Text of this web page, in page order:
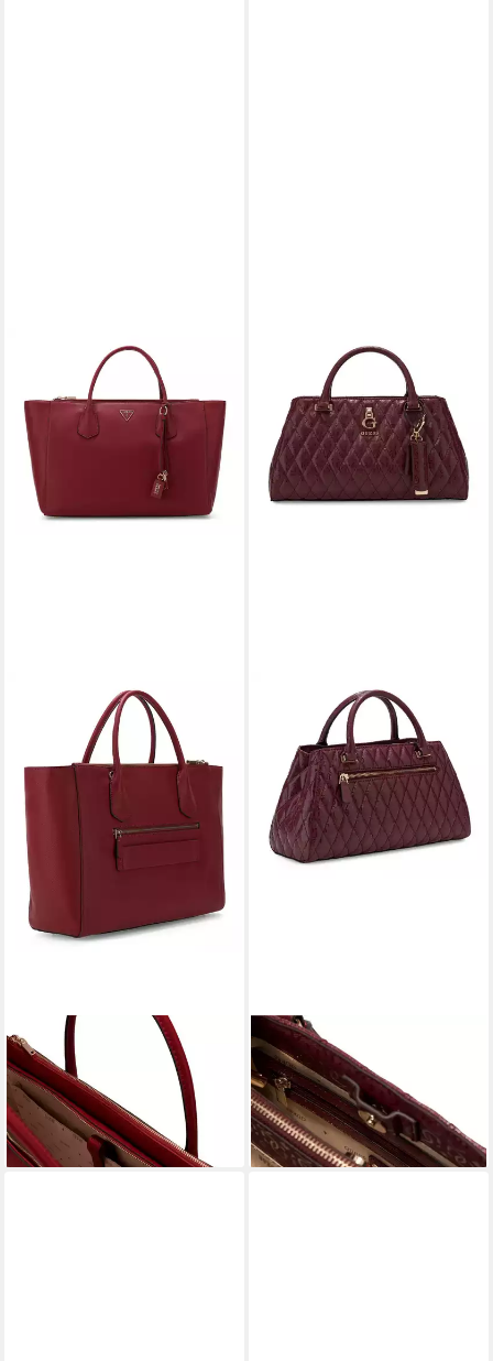
GUESS
Schultertasche Tech Tote
155,00 €
lieferbar - in 2-3 Werktagen bei dir
GUESS
Schultertasche Girlfriend
Satchel
155,00 €
lieferbar - in 2-3 Werktagen bei dir